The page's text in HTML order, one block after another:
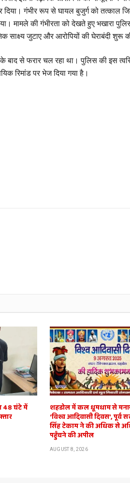
गंभीर रूप से घायल बुजुर्ग को तत्काल
मामले की गंभीरता को देखते हुए भखारा
साक्ष्य जुटाए और आरोपियों की घेराबंदी शुरू
के बाद से फरार चल रहा था। पुलिस की इस
रिमांड पर भेज दिया गया है।
48 घंटे में
शहडोल में कल धूमधाम से
‘विश्व आदिवासी दिवस’, पूर्व
सिंह टेकाम ने की अधिक से
पहुँचने की अपील
AUGUST 8, 2026